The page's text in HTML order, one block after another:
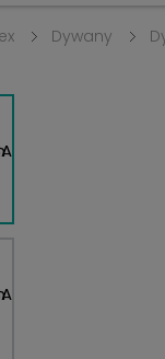
Dywany